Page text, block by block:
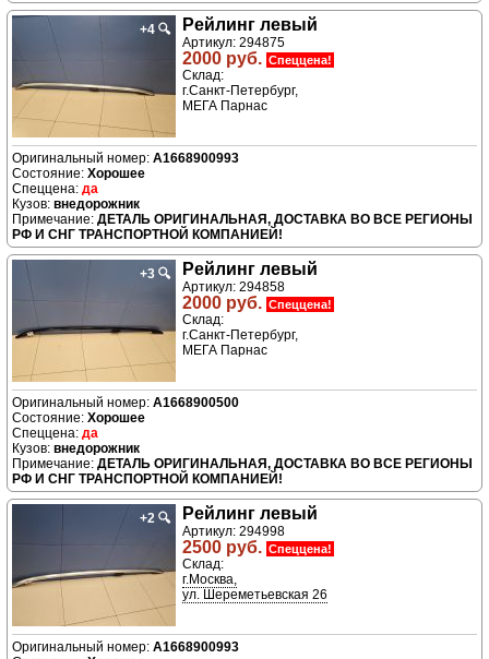
+4 🔍 Рейлинг левый
Артикул: 294875
2000 руб. Спеццена!
Склад:
г.Санкт-Петербург,
МЕГА Парнас
A1668900993
Хорошее
да
внедорожник
ДЕТАЛЬ ОРИГИНАЛЬНАЯ, ДОСТАВКА ВО ВСЕ РЕГИОНЫ
РФ И СНГ ТРАНСПОРТНОЙ КОМПАНИЕЙ!
+3 🔍 Рейлинг левый
Артикул: 294858
2000 руб. Спеццена!
Склад:
г.Санкт-Петербург,
МЕГА Парнас
A1668900500
Хорошее
да
внедорожник
ДЕТАЛЬ ОРИГИНАЛЬНАЯ, ДОСТАВКА ВО ВСЕ РЕГИОНЫ
РФ И СНГ ТРАНСПОРТНОЙ КОМПАНИЕЙ!
+2 🔍 Рейлинг левый
Артикул: 294998
2500 руб. Спеццена!
Склад:
г.Москва,
ул. Шереметьевская 26
A1668900993